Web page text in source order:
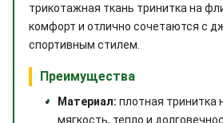
трикотажная ткань тринитка на
комфорт и отлично сочетаются с
спортивным стилем.
Преимущества
Материал: плотная тринитка
мягкость, тепло и